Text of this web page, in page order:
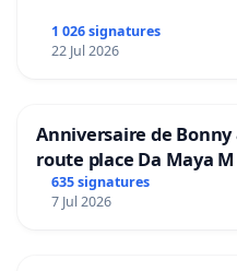
1 026 signatures
22 Jul 2026
Anniversaire de
route place Da Maya M
635 signatures
7 Jul 2026